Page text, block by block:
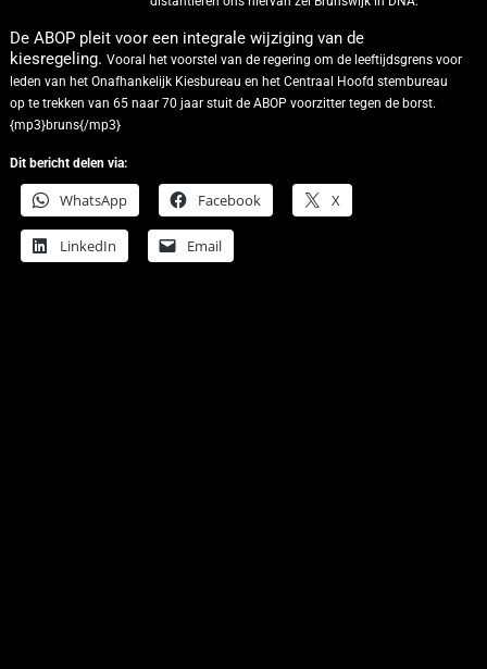
De ABOP pleit voor een integrale wijziging van de
kiesregeling.Vooral het voorstel van de regering om de leeftijdsgrens voor
leden van het Onafhankelijk Kiesbureau en het Centraal Hoofd stembureau
op te trekken van 65 naar 70 jaar stuit de ABOP voorzitter tegen de borst.
{mp3}bruns{/mp3}
Dit bericht delen via:
WhatsApp Facebook X
LinkedIn Email